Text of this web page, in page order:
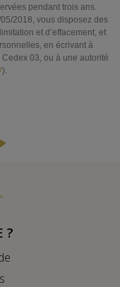
pendant trois ans.
2018, vous disposez des
et d’effacement, et
en écrivant à
Cedex 03, ou à une autorité
).
?